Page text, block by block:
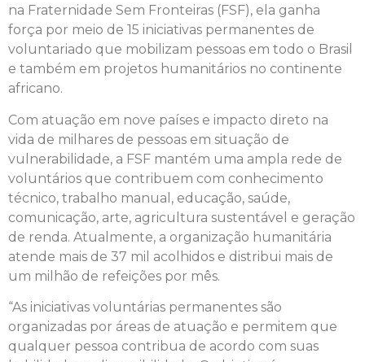
na Fraternidade Sem Fronteiras (FSF), ela ganha
força por meio de 15 iniciativas permanentes de
voluntariado que mobilizam pessoas em todo o Brasil
e também em projetos humanitários no continente
africano.
Com atuação em nove países e impacto direto na
vida de milhares de pessoas em situação de
vulnerabilidade, a FSF mantém uma ampla rede de
voluntários que contribuem com conhecimento
técnico, trabalho manual, educação, saúde,
comunicação, arte, agricultura sustentável e geração
de renda. Atualmente, a organização humanitária
atende mais de 37 mil acolhidos e distribui mais de
um milhão de refeições por mês.
“As iniciativas voluntárias permanentes são
organizadas por áreas de atuação e permitem que
qualquer pessoa contribua de acordo com suas